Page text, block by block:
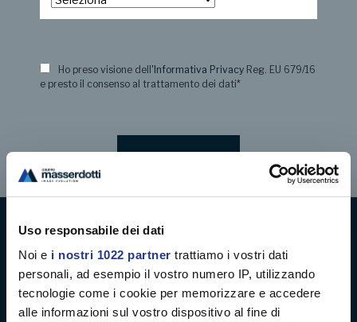
Uso responsabile dei dati
Noi e i nostri 1022 partner trattiamo i vostri dati
personali, ad esempio il vostro numero IP, utilizzando
tecnologie come i cookie per memorizzare e accedere
alle informazioni sul vostro dispositivo al fine di
Ho preso visione dell 'Informativa Privacy Reg. EU 679/16
e presto il consenso al trattamento dei dati*
Digital decoration
Digital signage